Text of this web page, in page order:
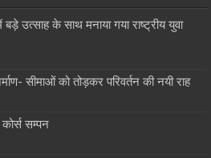
उत्साह के साथ मनाया गया राष्ट्रीय युवा
सीमाओं को तोड़कर परिवर्तन की नयी राह
सम्पन